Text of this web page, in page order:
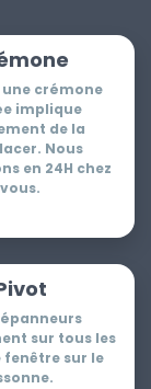
une crémone
implique
de la
Nous
en 24H chez
vous.
sur tous les
fenêtre sur le